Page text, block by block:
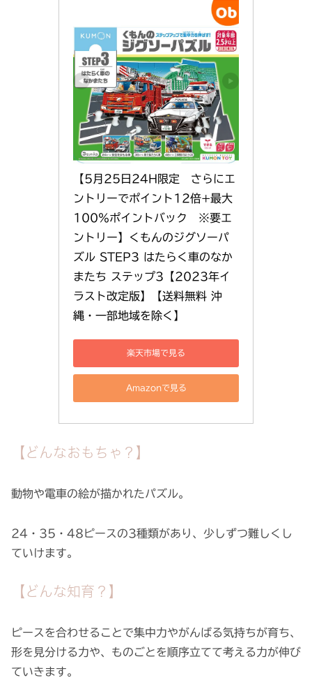
【5月25日24H限定　さらにエ
ントリーでポイント12倍+最大
100％ポイントバック　※要エ
ントリー】くもんのジグソーパ
ズル STEP3 はたらく車のなか
またち ステップ3【2023年イ
ラスト改定版】【送料無料 沖
縄・一部地域を除く】
楽天市場で見る
Amazonで見る
【どんなおもちゃ？】
動物や電車の絵が描かれたパズル。
24・35・48ピースの3種類があり、少しずつ難しくし
ていけます。
【どんな知育？】
ピースを合わせることで集中力やがんばる気持ちが育ち、
形を見分ける力や、ものごとを順序立てて考える力が伸び
ていきます。